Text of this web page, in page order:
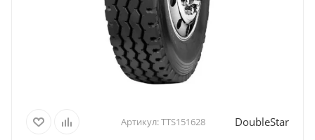
Артикул:TTS151628 DoubleStar